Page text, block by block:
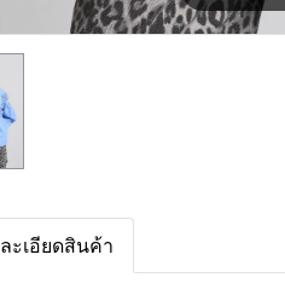
ะเอียดสินค้า